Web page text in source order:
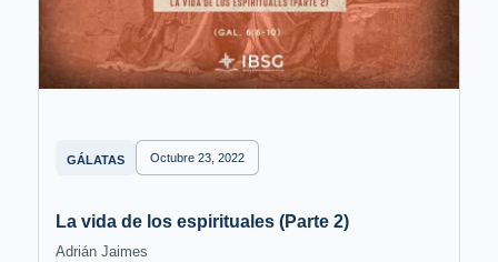
GÁLATAS Octubre 23, 2022
La vida de los espirituales (Parte 2)
Adrián Jaimes